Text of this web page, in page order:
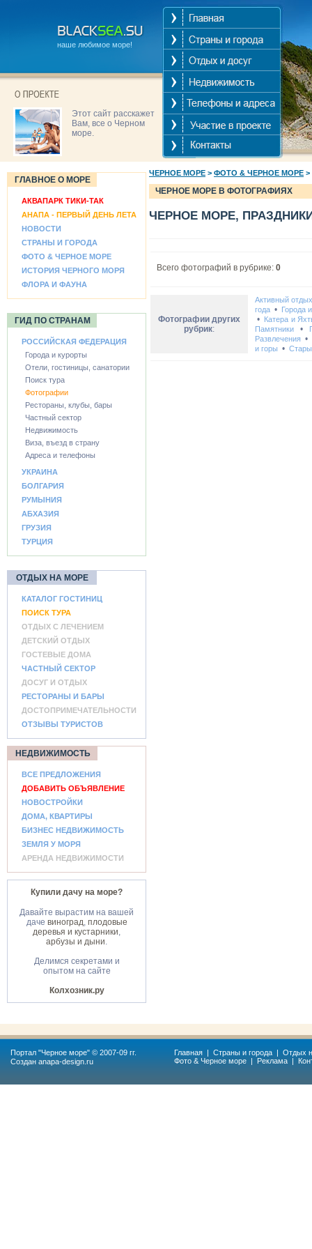
наше любимое море!
Этот сайт расскажет
Вам, все о Черном
море.
ГЛАВНОЕ О МОРЕ
АКВАПАРК ТИКИ-ТАК
АНАПА - ПЕРВЫЙ ДЕНЬ ЛЕТА
НОВОСТИ
СТРАНЫ И ГОРОДА
ФОТО & ЧЕРНОЕ МОРЕ
ИСТОРИЯ ЧЕРНОГО МОРЯ
ФЛОРА И ФАУНА
ГИД ПО СТРАНАМ
РОССИЙСКАЯ ФЕДЕРАЦИЯ
Города и курорты
Отели, гостиницы, санатории
Поиск тура
Фотографии
Рестораны, клубы, бары
Частный сектор
Недвижимость
Виза, въезд в страну
Адреса и телефоны
УКРАИНА
БОЛГАРИЯ
РУМЫНИЯ
АБХАЗИЯ
ГРУЗИЯ
ТУРЦИЯ
ОТДЫХ НА МОРЕ
КАТАЛОГ ГОСТИНИЦ
ПОИСК ТУРА
ОТДЫХ С ЛЕЧЕНИЕМ
ДЕТСКИЙ ОТДЫХ
ГОСТЕВЫЕ ДОМА
ЧАСТНЫЙ СЕКТОР
ДОСУГ И ОТДЫХ
РЕСТОРАНЫ И БАРЫ
ДОСТОПРИМЕЧАТЕЛЬНОСТИ
ОТЗЫВЫ ТУРИСТОВ
НЕДВИЖИМОСТЬ
ВСЕ ПРЕДЛОЖЕНИЯ
ДОБАВИТЬ ОБЪЯВЛЕНИЕ
НОВОСТРОЙКИ
ДОМА, КВАРТИРЫ
БИЗНЕС НЕДВИЖИМОСТЬ
ЗЕМЛЯ У МОРЯ
АРЕНДА НЕДВИЖИМОСТИ
Купили дачу на море?
Давайте вырастим на вашей
даче виноград, плодовые
деревья и кустарники,
арбузы и дыни.
Делимся секретами и
опытом на сайте
Колхозник.ру
ЧЕРНОЕ МОРЕ > ФОТО & ЧЕРНОЕ МОРЕ >
ЧЕРНОЕ МОРЕ В ФОТОГРАФИЯХ
ЧЕРНОЕ МОРЕ,
Всего фотографий в рубрике: 0
Фотографии других
рубрик:
Активный отдых
года• Города
• Катера и
Памятники•
Развлечения•
и горы •
Портал "Черное море" © 2007-09 гг.
Создан anapa-design.ru
Главная | Страны и города | Отдых
Фото & Черное море | Реклама |